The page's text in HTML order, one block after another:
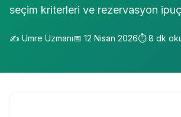
seçim kriterleri ve rezervasyon
✍️ Umre Uzmanı📅 12 Nisan 2026⏱️8 dk